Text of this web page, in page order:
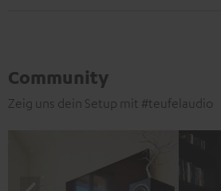
Community
Zeig uns dein Setup mit #teufelaudio